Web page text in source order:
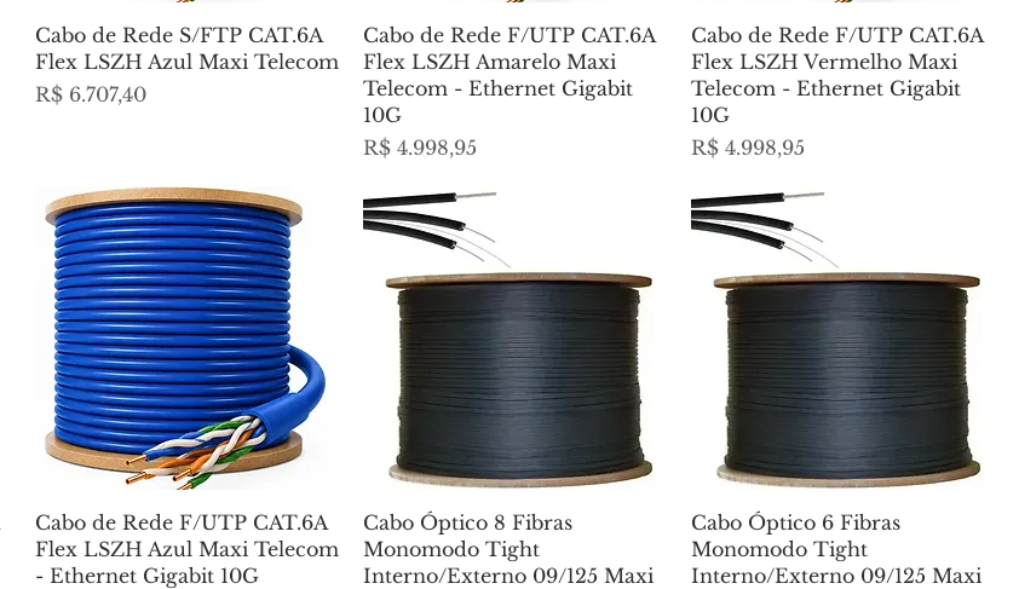
Cabo de Rede S/FTP CAT.6A
Flex LSZH Azul Maxi Telecom
Preço
R$ 6.707,40
Cabo de Rede F/UTP CAT.6A
Flex LSZH Amarelo Maxi
Telecom - Ethernet Gigabit
10G
Preço
R$ 4.998,95
Cabo de Rede F/UTP CAT.6A
Flex LSZH Vermelho Maxi
Telecom - Ethernet Gigabit
10G
Preço
R$ 4.998,95
Cabo de Rede F/UTP CAT.6A
Flex LSZH Azul Maxi Telecom
- Ethernet Gigabit 10G
Cabo Óptico 8 Fibras
Monomodo Tight
Interno/Externo 09/125 Maxi
Cabo Óptico 6 Fibras
Monomodo Tight
Interno/Externo 09/125 Maxi